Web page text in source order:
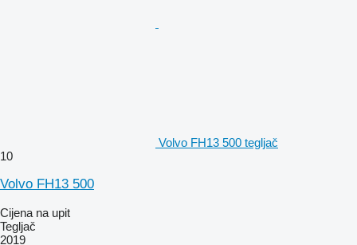
Volvo FH13 500 tegljač
10
Volvo FH13 500
Cijena na upit
Tegljač
2019